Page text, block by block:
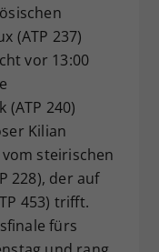
(ATP 237)
vor 13:00
240)
Kilian
vom steirischen
228), der auf
453) trifft.
fürs